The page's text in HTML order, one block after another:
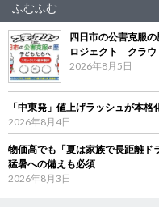
ふむふむ
四日市の公害克服
ロジェクト クラウ
2026年8月5日
「中東発」値上げラッシュが本
2026年8月4日
物価高でも「夏は家族で長距離
猛暑への備えも必須
2026年8月3日